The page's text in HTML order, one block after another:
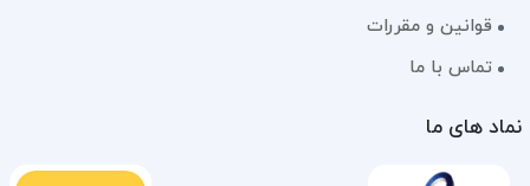
قوانین و مقررات
تماس با ما
نماد های ما